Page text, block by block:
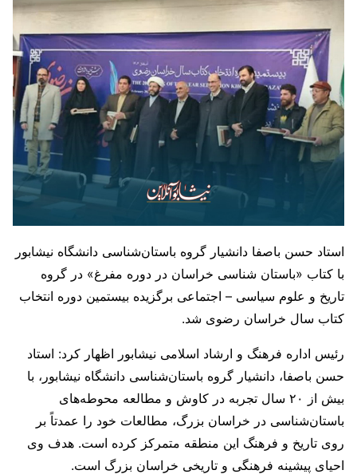
استاد حسن باصفا دانشیار گروه باستان‌شناسی دانشگاه نیشابور
با کتاب «باستان شناسی خراسان در دوره مفرغ» در گروه
تاریخ و علوم سیاسی – اجتماعی برگزیده بیستمین دوره انتخاب
کتاب سال خراسان رضوی شد.
رئیس اداره فرهنگ و ارشاد اسلامی نیشابور اظهار کرد: استاد
حسن باصفا، دانشیار گروه باستان‌شناسی دانشگاه نیشابور، با
بیش از ۲۰ سال تجربه در کاوش و مطالعه محوطه‌های
باستان‌شناسی در خراسان بزرگ، مطالعات خود را عمدتاً بر
روی تاریخ و فرهنگ این منطقه متمرکز کرده است. هدف وی
احیای پیشینه فرهنگی و تاریخی خراسان بزرگ است.